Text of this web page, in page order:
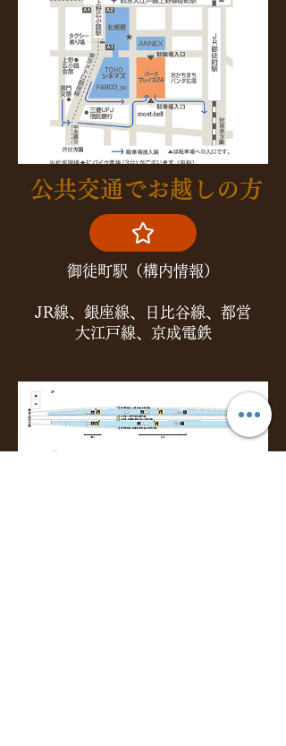
​公共交通でお越しの方
​御徒町駅（構内情報）​
JR線、銀座線、日比谷線、都営
大江戸線、京成電鉄